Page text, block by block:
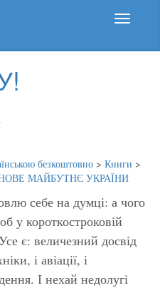
безкоштовно > Книги >
МАЙБУТНЄ УКРАЇНИ
себе на думці: а чого
у короткостроковій
є: величезний досвід
і авіації, і
І нехай недолугі